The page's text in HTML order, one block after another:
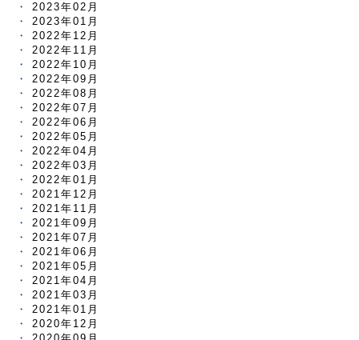
2023年02月
2023年01月
2022年12月
2022年11月
2022年10月
2022年09月
2022年08月
2022年07月
2022年06月
2022年05月
2022年04月
2022年03月
2022年01月
2021年12月
2021年11月
2021年09月
2021年07月
2021年06月
2021年05月
2021年04月
2021年03月
2021年01月
2020年12月